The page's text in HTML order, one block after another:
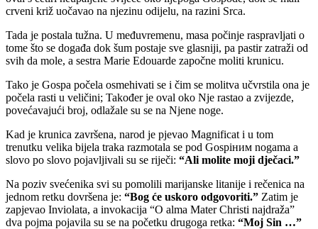
crveni križ uočavao na njezinu odijelu, na razini Srca.
Tada je postala tužna. U međuvremenu, masa počinje raspravljati o
tome što se događa dok šum postaje sve glasniji, pa pastir zatraži od
svih da mole, a sestra Marie Edouarde započne moliti krunicu.
Tako je Gospa počela osmehivati se i čim se molitva učvrstila ona je
počela rasti u veličini; Također je oval oko Nje rastao a zvijezde,
povećavajući broj, odlažale su se na Njene noge.
Kad je krunica završena, narod je pjevao Magnificat i u tom
trenutku velika bijela traka razmotala se pod Gospiним nogama a
slovo po slovo pojavljivali su se riječi: “Ali molite moji dječaci.”
Na poziv svećenika svi su pomolili marijanske litanije i rečenica na
jednom retku dovršena je: “Bog će uskoro odgovoriti.” Zatim je
zapjevao Inviolata, a invokacija “O alma Mater Christi najdraža”
dva pojma pojavila su se na početku drugoga retka: “Moj Sin …”